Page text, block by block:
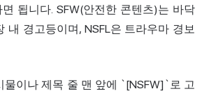
됩니다. SFW(안전한 콘텐츠)는 바닥
내 경고등이며, NSFL은 트라우마 경보
물이나 제목 줄 맨 앞에 `[NSFW]`로 고